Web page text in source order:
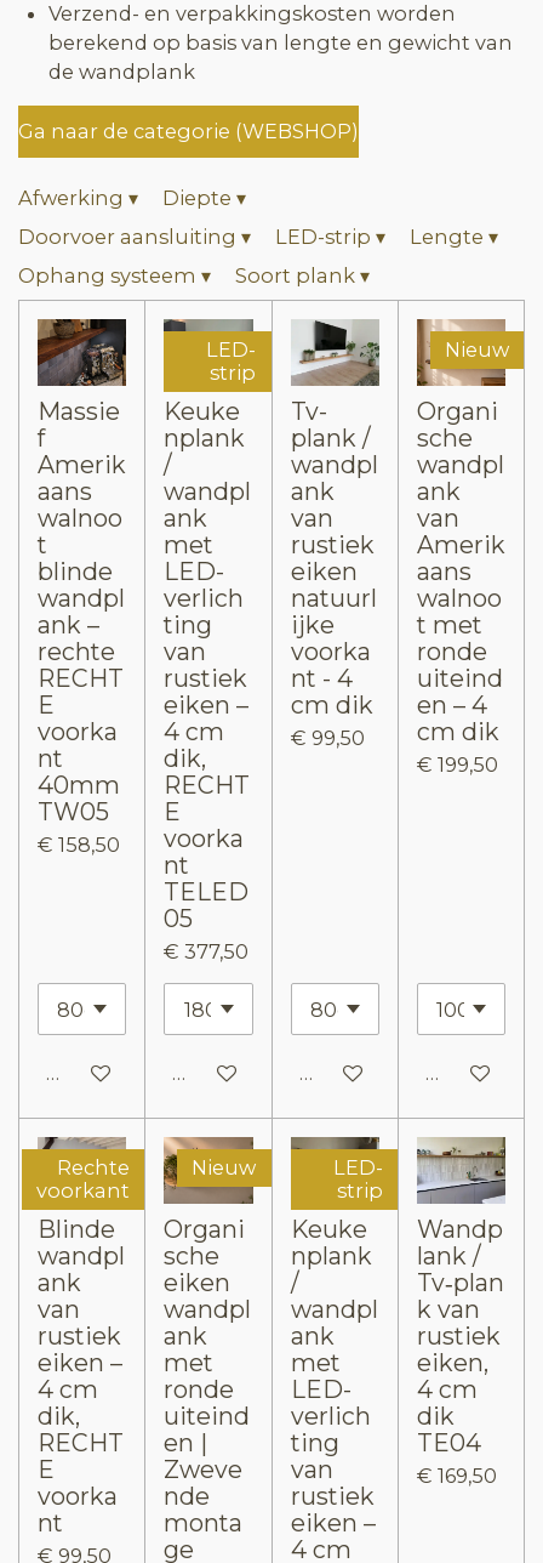
Verzend- en verpakkingskosten worden
berekend op basis van lengte en gewicht van
de wandplank
Ga naar de categorie (WEBSHOP)
Afwerking ▾ Diepte ▾
Doorvoer aansluiting ▾ LED-strip ▾ Lengte ▾
Ophang systeem ▾ Soort plank ▾
Massie
f
Amerik
aans
walnoo
t
blinde
wandpl
ank –
rechte
RECHT
E
voorka
nt
40mm
TW05
€ 158,50
In winkelwagen
LED-
strip
Keuke
nplank
/
wandpl
ank
met
LED-
verlich
ting
van
rustiek
eiken –
4 cm
dik,
RECHT
E
voorka
nt
TELED
05
€ 377,50
In winkelwagen
Tv-
plank /
wandpl
ank
van
rustiek
eiken
natuurl
ijke
voorka
nt - 4
cm dik
€ 99,50
In winkelwagen
Nieuw
Organi
sche
wandpl
ank
van
Amerik
aans
walnoo
t met
ronde
uiteind
en – 4
cm dik
€ 199,50
In
Rechte
voorkant
Blinde
wandpl
ank
van
rustiek
eiken –
4 cm
dik,
RECHT
E
voorka
nt
€ 99,50
Nieuw
Organi
sche
eiken
wandpl
ank
met
ronde
uiteind
en |
Zweve
nde
monta
ge
LED-
strip
Keuke
nplank
/
wandpl
ank
met
LED-
verlich
ting
van
rustiek
eiken –
4 cm
Wandp
lank /
Tv‑plan
k van
rustiek
eiken,
4 cm
dik
TE04
€ 169,50